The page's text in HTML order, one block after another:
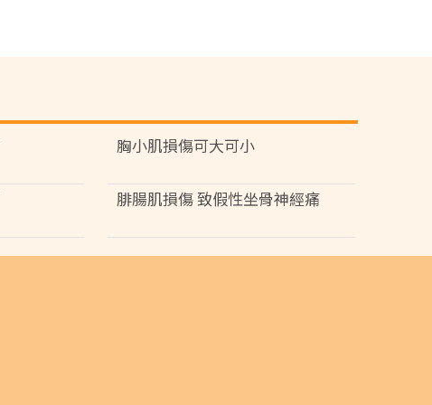
胸小肌損傷可大可小
腓腸肌損傷 致假性坐骨神經痛